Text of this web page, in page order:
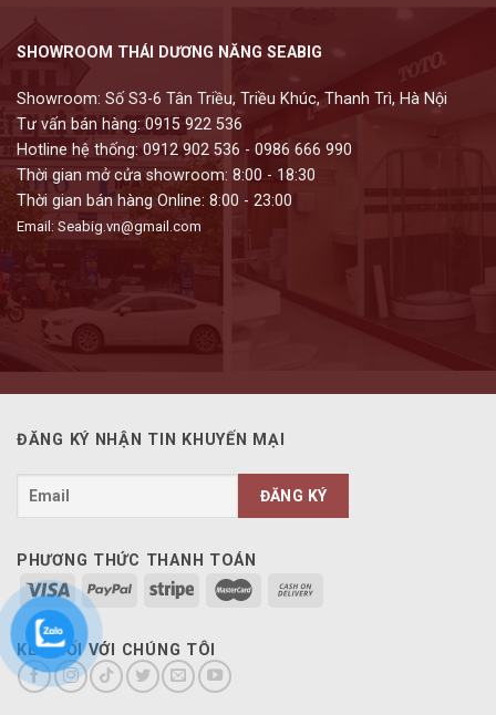
SHOWROOM THÁI DƯƠNG NĂNG SEABIG
Showroom: Số S3-6 Tân Triều, Triều Khúc, Thanh Trì, Hà Nội
Tư vấn bán hàng: 0915 922 536
Hotline hệ thống: 0912 902 536 - 0986 666 990
Thời gian mở cửa showroom: 8:00 - 18:30
Thời gian bán hàng Online: 8:00 - 23:00
Email: Seabig.vn@gmail.com
ĐĂNG KÝ NHẬN TIN KHUYẾN MẠI
PHƯƠNG THỨC THANH TOÁN
KẾT NỐI VỚI CHÚNG TÔI